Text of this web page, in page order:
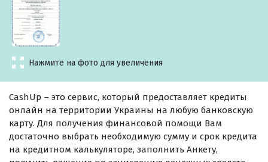
Нажмите на фото для увеличения
CashUp – это сервис, который предоставляет кредиты
онлайн на территории Украины на любую банковскую
карту. Для получения финансовой помощи Вам
достаточно выбрать необходимую сумму и срок кредита
на кредитном калькуляторе, заполнить Анкету,